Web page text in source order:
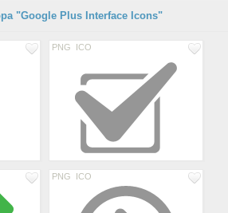
"Google Plus Interface Icons"
PNG ICO
PNG ICO